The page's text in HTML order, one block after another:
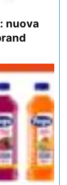
nuova